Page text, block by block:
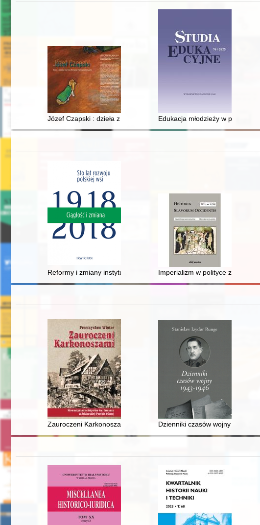
Józef Czapski : dzieła z kolekcji markiza Michaela Popiela de
Edukacja młodzieży w prasie
Reformy i zmiany instytucjonalne w rolnictwie Polski Ludowej
Imperializm w polityce
Zauroczeni Karkonoszami : Stowarzyszenie Artystów św. Łukasza
Dzienniki czasów wojny 1943-